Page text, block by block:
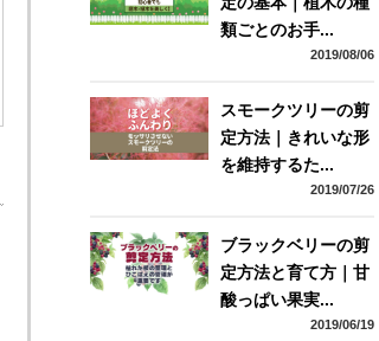
類ごとのお手...
2019/08/06
スモークツリーの剪
定方法｜きれいな形
を維持するた...
2019/07/26
ブラックベリーの剪
定方法と育て方｜甘
酸っぱい果実...
2019/06/19